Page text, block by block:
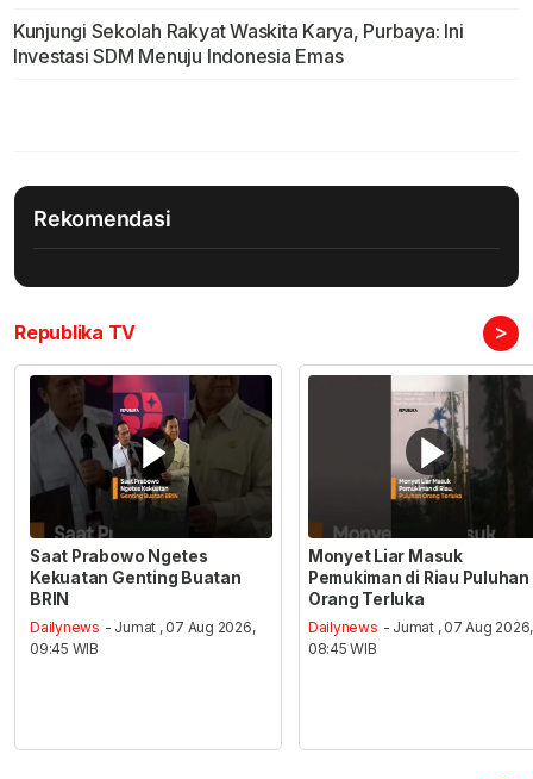
Kunjungi Sekolah Rakyat Waskita Karya, Purbaya: Ini
Investasi SDM Menuju Indonesia Emas
Rekomendasi
Republika TV >
Saat Prabowo Ngetes
Kekuatan Genting Buatan
BRIN
Dailynews - Jumat , 07 Aug 2026,
09:45 WIB
Monyet Liar Masuk
Pemukiman di Riau Puluhan
Orang Terluka
Dailynews - Jumat , 07 Aug 2026,
08:45 WIB